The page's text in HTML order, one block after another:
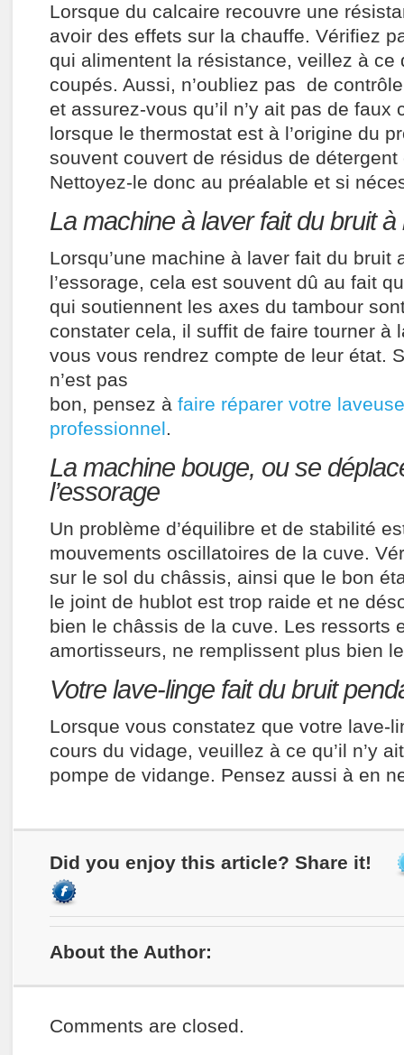
Lorsque du calcaire recouvre une
avoir des effets sur la chauffe. Vérifiez
qui alimentent la résistance, veillez à ce
coupés. Aussi, n’oubliez pas de
et assurez-vous qu’il n’y ait pas de faux
lorsque le thermostat est à l’origine du
souvent couvert de résidus de
Nettoyez-le donc au préalable et si
La machine à laver fait du bruit à
Lorsqu’une machine à laver fait du bruit
l’essorage, cela est souvent dû au fait
qui soutiennent les axes du tambour
constater cela, il suffit de faire tourner à
vous vous rendrez compte de leur état.
n’est pas
bon, pensez à faire réparer votre
professionnel.
La machine bouge, ou se
l’essorage
Un problème d’équilibre et de stabilité
mouvements oscillatoires de la cuve.
sur le sol du châssis, ainsi que le bon
le joint de hublot est trop raide et ne
bien le châssis de la cuve. Les ressorts
amortisseurs, ne remplissent plus bien
Votre lave-linge fait du bruit
Lorsque vous constatez que votre lave-
cours du vidage, veuillez à ce qu’il n’y
pompe de vidange. Pensez aussi à en
Did you enjoy this article? Share it!
About the Author:
Comments are closed.